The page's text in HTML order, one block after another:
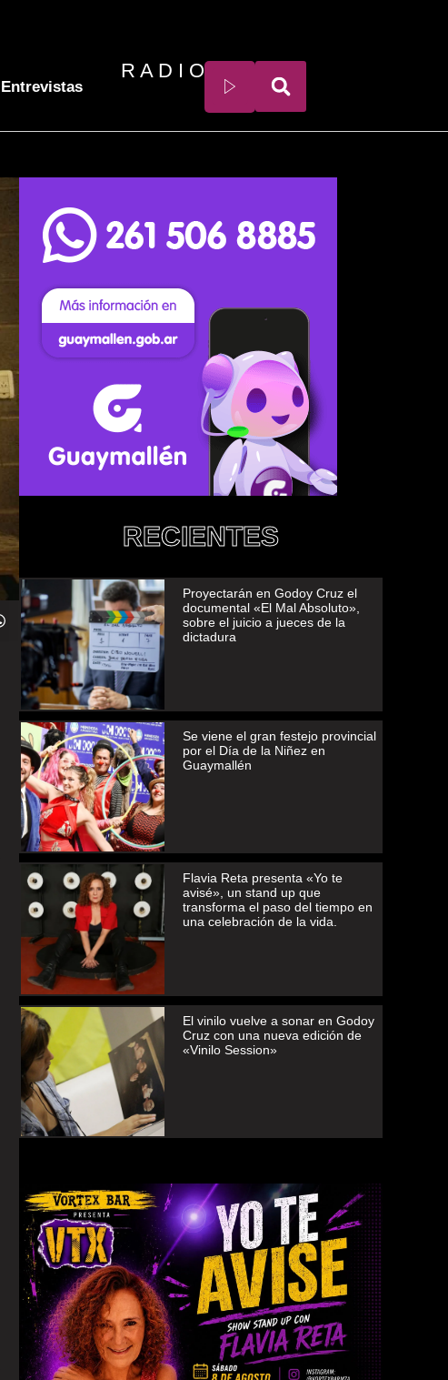
Entrevistas
R A D I O
RECIENTES
Proyectarán en Godoy Cruz el
documental «El Mal Absoluto»,
sobre el juicio a jueces de la
dictadura
Se viene el gran festejo provincial
por el Día de la Niñez en
Guaymallén
Flavia Reta presenta «Yo te
avisé», un stand up que
transforma el paso del tiempo en
una celebración de la vida.
El vinilo vuelve a sonar en Godoy
Cruz con una nueva edición de
«Vinilo Session»